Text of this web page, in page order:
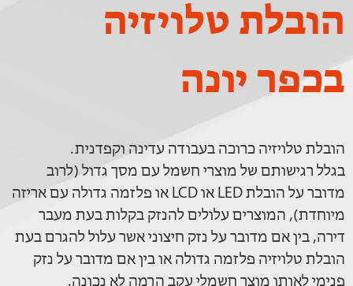
הובלת טלויזיה
בכפר יונה
הובלת טלויזיה כרוכה בעבודה עדינה וקפדנית.
בגלל רגישותם של מוצרי חשמל עם מסך גדול (לרוב
מדובר על הובלת LED או LCD או פלזמה גדולה עם אריזה
מיוחדת), המוצרים עלולים להנזק בקלות בעת מעבר
דירה, בין אם מדובר על נזק חיצוני אשר עלול להגרם בעת
הובלת טלויזיה פלזמה גדולה או בין אם מדובר על נזק
פנימי לאותו מוצר חשמלי עקב הרמה לא נכונה.